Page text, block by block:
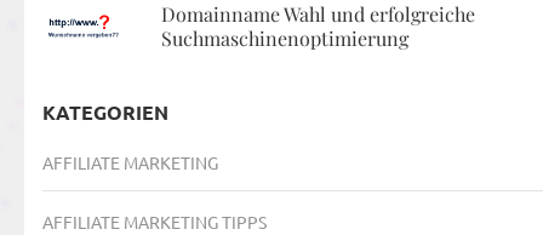
Domainname Wahl und erfolgreiche
Suchmaschinenoptimierung
KATEGORIEN
AFFILIATE MARKETING
AFFILIATE MARKETING TIPPS